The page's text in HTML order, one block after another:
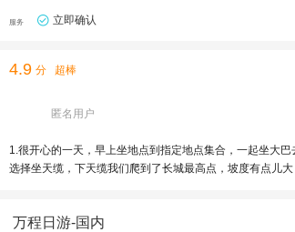
服务 立即确认
4.9 分 超棒
匿名用户
1.很开心的一天，早上坐地点到指定地点集合，一起坐大
选择坐天缆，下天缆我们爬到了长城最高点，坡度有点儿
万程日游-国内